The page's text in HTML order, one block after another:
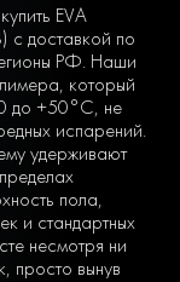
EVA
с доставкой по
РФ. Наши
который
до +50°С, не
испарений.
удерживают
пола,
и стандартных
несмотря ни
просто вынув